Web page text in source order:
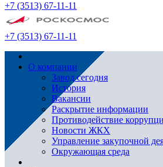
+7 (3513) 67-11-11
+7 (3513) 67-11-11
О компании
Завод сегодня
История
Вакансии
Раскрытие информации
Противодействие
Новости ЖКХ
Управление закупочной
Окружающая среда